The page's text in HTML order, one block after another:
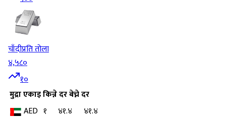
चाँदीप्रति तोला
४,५८०
१०
मुद्राएकाइकिन्ने दरबेच्ने दर
AED १ ४१.४
४१.४